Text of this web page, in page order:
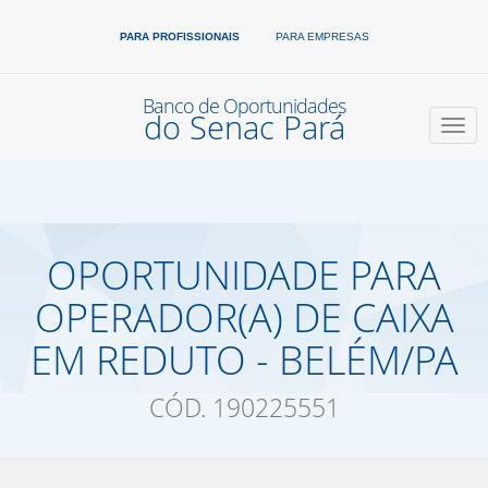
PARA PROFISSIONAIS PARA EMPRESAS
Banco de Oportunidades
do Senac Pará
OPORTUNIDADE PARA
OPERADOR(A) DE CAIXA
EM REDUTO - BELÉM/PA
CÓD. 190225551